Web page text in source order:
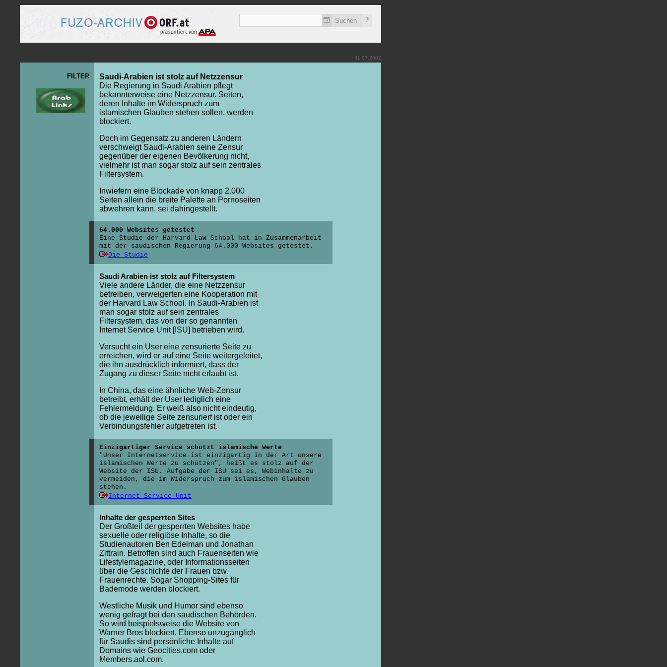
?
31.07.2002
FILTER
Saudi-Arabien ist stolz auf Netzzensur
Die Regierung in Saudi Arabien pflegt
bekannterweise eine Netzzensur. Seiten,
deren Inhalte im Widerspruch zum
islamischen Glauben stehen sollen, werden
blockiert.
Doch im Gegensatz zu anderen Ländern
verschweigt Saudi-Arabien seine Zensur
gegenüber der eigenen Bevölkerung nicht,
vielmehr ist man sogar stolz auf sein zentrales
Filtersystem.
Inwiefern eine Blockade von knapp 2.000
Seiten allein die breite Palette an Pornoseiten
abwehren kann, sei dahingestellt.
64.000 Websites getestet
Eine Studie der Harvard Law School hat in Zusammenarbeit
mit der saudischen Regierung 64.000 Websites getestet.
Die Studie
Saudi Arabien ist stolz auf Filtersystem
Viele andere Länder, die eine Netzzensur
betreiben, verweigerten eine Kooperation mit
der Harvard Law School. In Saudi-Arabien ist
man sogar stolz auf sein zentrales
Filtersystem, das von der so genannten
Internet Service Unit [ISU] betrieben wird.
Versucht ein User eine zensurierte Seite zu
erreichen, wird er auf eine Seite weitergeleitet,
die ihn ausdrücklich informiert, dass der
Zugang zu dieser Seite nicht erlaubt ist.
In China, das eine ähnliche Web-Zensur
betreibt, erhält der User lediglich eine
Fehlermeldung. Er weiß also nicht eindeutig,
ob die jeweilige Seite zensuriert ist oder ein
Verbindungsfehler aufgetreten ist.
Einzigartiger Service schützt islamische Werte
"Unser Internetservice ist einzigartig in der Art unsere
islamischen Werte zu schützen", heißt es stolz auf der
Website der ISU. Aufgabe der ISU sei es, Webinhalte zu
vermeiden, die im Widerspruch zum islamischen Glauben
stehen.
Internet Service Unit
Inhalte der gesperrten Sites
Der Großteil der gesperrten Websites habe
sexuelle oder religiöse Inhalte, so die
Studienautoren Ben Edelman und Jonathan
Zittrain. Betroffen sind auch Frauenseiten wie
Lifestylemagazine, oder Informationsseiten
über die Geschichte der Frauen bzw.
Frauenrechte. Sogar Shopping-Sites für
Bademode werden blockiert.
Westliche Musik und Humor sind ebenso
wenig gefragt bei den saudischen Behörden.
So wird beispielsweise die Website von
Warner Bros blockiert. Ebenso unzugänglich
für Saudis sind persönliche Inhalte auf
Domains wie Geocities.com oder
Members.aol.com.